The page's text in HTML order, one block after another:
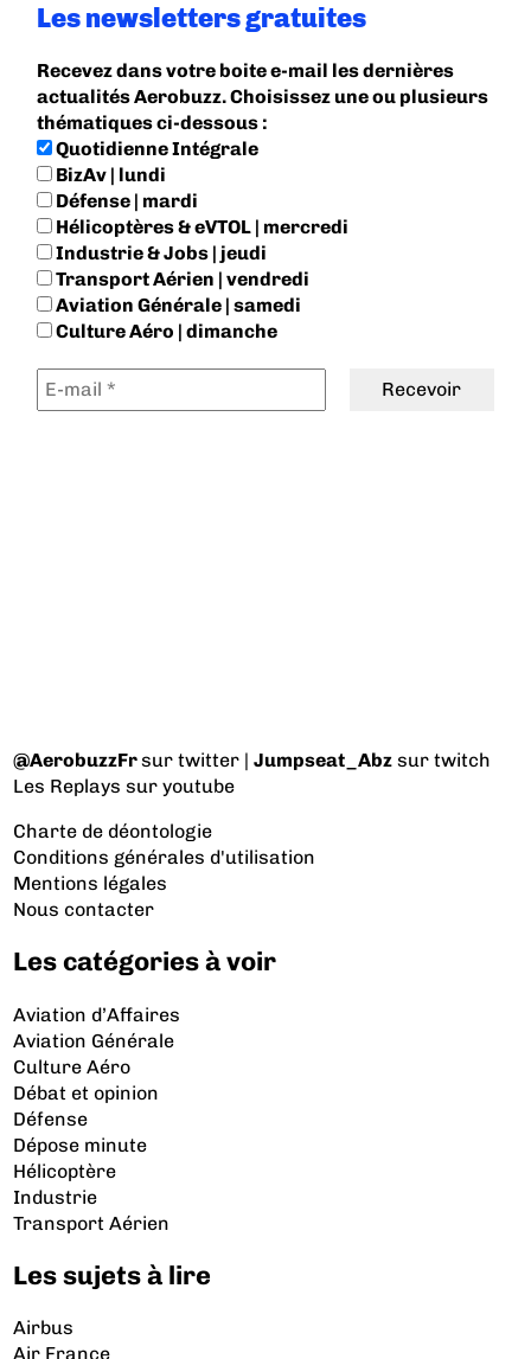
Les newsletters gratuites
Recevez dans votre boite e-mail les dernières
actualités Aerobuzz. Choisissez une ou plusieurs
thématiques ci-dessous :
Quotidienne Intégrale
BizAv | lundi
Défense | mardi
Hélicoptères & eVTOL | mercredi
Industrie & Jobs | jeudi
Transport Aérien | vendredi
Aviation Générale | samedi
Culture Aéro | dimanche
@AerobuzzFrsur twitter |Jumpseat_Abz sur twitch
Les Replays sur youtube
Charte de déontologie
Conditions générales d'utilisation
Mentions légales
Nous contacter
Les catégories à voir
Aviation d’Affaires
Aviation Générale
Culture Aéro
Débat et opinion
Défense
Dépose minute
Hélicoptère
Industrie
Transport Aérien
Les sujets à lire
Airbus
Air France